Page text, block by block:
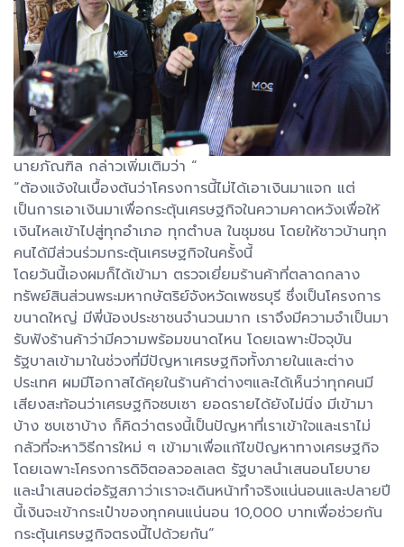
นายภัณฑิล กล่าวเพิ่มเติมว่า “
“ต้องแจ้งในเบื้องต้นว่าโครงการนี้ไม่ได้เอาเงินมาแจก แต่
เป็นการเอาเงินมาเพื่อกระตุ้นเศรษฐกิจในความคาดหวังเพื่อให้
เงินไหลเข้าไปสู่ทุกอำเภอ ทุกตำบล ในชุมชน โดยให้ชาวบ้านทุก
คนได้มีส่วนร่วมกระตุ้นเศรษฐกิจในครั้งนี้
โดยวันนี้เองผมก็ได้เข้ามา ตรวจเยี่ยมร้านค้าที่ตลาดกลาง
ทรัพย์สินส่วนพระมหากษัตริย์จังหวัดเพชรบุรี ซึ่งเป็นโครงการ
ขนาดใหญ่ มีพี่น้องประชาชนจำนวนมาก เราจึงมีความจำเป็นมา
รับฟังร้านค้าว่ามีความพร้อมขนาดไหน โดยเฉพาะปัจจุบัน
รัฐบาลเข้ามาในช่วงที่มีปัญหาเศรษฐกิจทั้งภายในและต่าง
ประเทศ ผมมีโอกาสได้คุยในร้านค้าต่างๆและได้เห็นว่าทุกคนมี
เสียงสะท้อนว่าเศรษฐกิจซบเซา ยอดรายได้ยังไม่นิ่ง มีเข้ามา
บ้าง ซบเซาบ้าง ก็คิดว่าตรงนี้เป็นปัญหาที่เราเข้าใจและเราไม่
กลัวที่จะหาวิธีการใหม่ ๆ เข้ามาเพื่อแก้ไขปัญหาทางเศรษฐกิจ
โดยเฉพาะโครงการดิจิตอลวอลเลต รัฐบาลนำเสนอนโยบาย
และนำเสนอต่อรัฐสภาว่าเราจะเดินหน้าทำจริงแน่นอนและปลายปี
นี้เงินจะเข้ากระเป๋าของทุกคนแน่นอน 10,000 บาทเพื่อช่วยกัน
กระตุ้นเศรษฐกิจตรงนี้ไปด้วยกัน“